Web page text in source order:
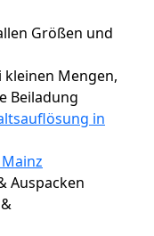
Größen und
kleinen Mengen,
Beiladung
in
Auspacken
&